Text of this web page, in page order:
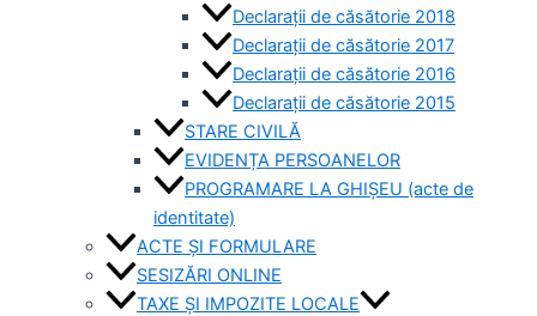
Declarații de căsătorie 2018
Declarații de căsătorie 2017
Declarații de căsătorie 2016
Declarații de căsătorie 2015
STARE CIVILĂ
EVIDENȚA PERSOANELOR
PROGRAMARE LA GHIȘEU (acte de
identitate)
ACTE ȘI FORMULARE
SESIZĂRI ONLINE
TAXE ȘI IMPOZITE LOCALE